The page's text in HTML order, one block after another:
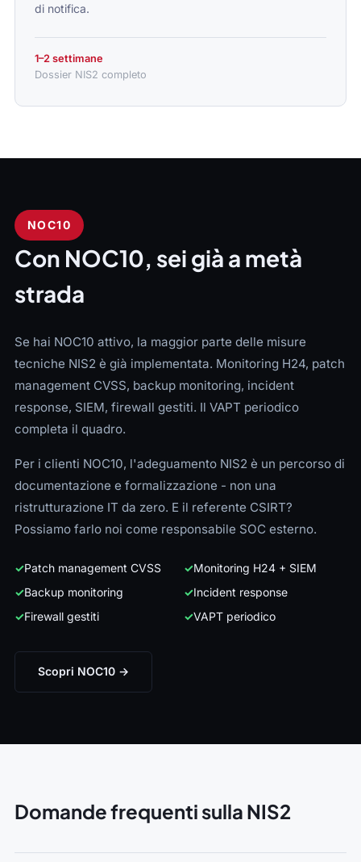
di notifica.
1–2 settimane
Dossier NIS2 completo
NOC10
Con NOC10, sei già a metà
strada
Se hai NOC10 attivo, la maggior parte delle misure
tecniche NIS2 è già implementata. Monitoring H24, patch
management CVSS, backup monitoring, incident
response, SIEM, firewall gestiti. Il VAPT periodico
completa il quadro.
Per i clienti NOC10, l'adeguamento NIS2 è un percorso di
documentazione e formalizzazione - non una
ristrutturazione IT da zero. E il referente CSIRT?
Possiamo farlo noi come responsabile SOC esterno.
✓Patch management CVSS ✓Monitoring H24 + SIEM
✓Backup monitoring ✓Incident response
✓Firewall gestiti ✓VAPT periodico
Scopri NOC10 →
Domande frequenti sulla NIS2